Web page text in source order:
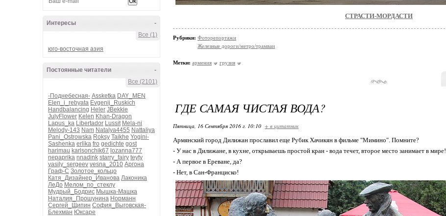
-
Интересы
Все (1)
юго-восточная азия
-
Постоянные читатели
Все (2101)
-Поднебесная- Assketka DAY_MEN
Elen_i_rebyata Evgenij_Ruskich
Handbalancing Heler JBekkie
JulyFlower Kelen Khan-Dragon
Lapus_ka Libertador Lussit Mela-ni
Melody-143 Nam Natalya4455 Nattaliya
Pani_Ostrowska Roksy Taikhe Yogini-
Sashenka erlika fro gedichte gost
harimau karlsonchik67 lozanna777
nepaprika nnadink starry_fairy teyty
vasily_sergeev vesna_2010 Аргона
Граф-С Золотое_кольцо
Катя_Дизайнер_Иванова Лаконика
ЛеДо Мелом_по_стеклу
Мудрый_Бодрис Мышка-Машка
Наталия_Прошунина Норманн
Сергей_Щипин София_Выговская-
Блехман Юксаре
СТРАСТИ-МОРДАСТИ
Рубрики: Фоторепортажи
Железные дороги/метро/трамваи
Метки: армения грузия
ГДЕ САМАЯ ЧИСТАЯ ВОДА?
Пятница, 16 Сентября 2016 г. 10:10 + в цитатник
Армянский город Дилижан прославил еще Рубик Хачикян в фильме "Мимино". Помните?
- У нас в Дилижане, в кухне, открываешь простой кран - вода течет, второе место занимает в мире!
- А первое в Ереване, да?
- Нет, в Сан-Франциско!